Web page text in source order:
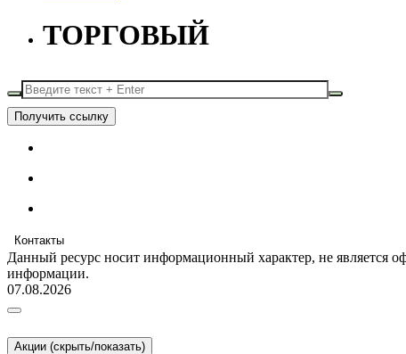
ТОРГОВЫЙ
Получить ссылку
Контакты
Данный ресурс носит информационный характер, не является
информации.
07.08.2026
Акции (скрыть/показать)